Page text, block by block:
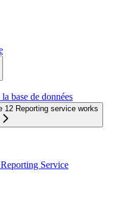
base de données
12 Reporting service works
Service